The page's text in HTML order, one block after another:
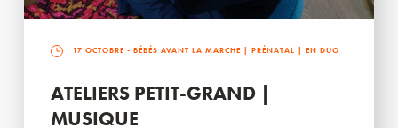
17 OCTOBRE - BÉBÉS AVANT LA MARCHE | PRÉNATAL | EN DUO
ATELIERS PETIT-GRAND |
MUSIQUE